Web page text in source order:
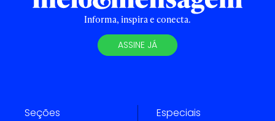
Informa, inspira e conecta.
ASSINE JÁ
Seções Especiais